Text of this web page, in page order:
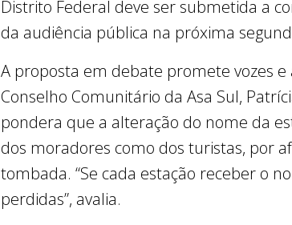
Distrito Federal deve ser submetida a
da audiência pública na próxima
A proposta em debate promete vozes
Conselho Comunitário da Asa Sul,
pondera que a alteração do nome da
dos moradores como dos turistas, por
tombada. “Se cada estação receber o
perdidas”, avalia.